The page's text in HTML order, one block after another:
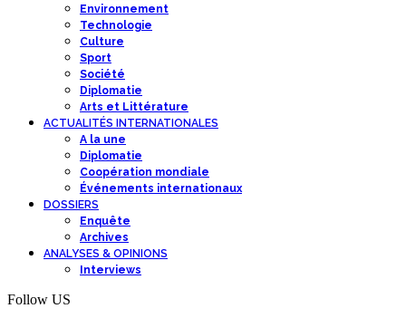
Environnement
Technologie
Culture
Sport
Société
Diplomatie
Arts et Littérature
ACTUALITÉS INTERNATIONALES
A la une
Diplomatie
Coopération mondiale
Événements internationaux
DOSSIERS
Enquête
Archives
ANALYSES & OPINIONS
Interviews
Follow US